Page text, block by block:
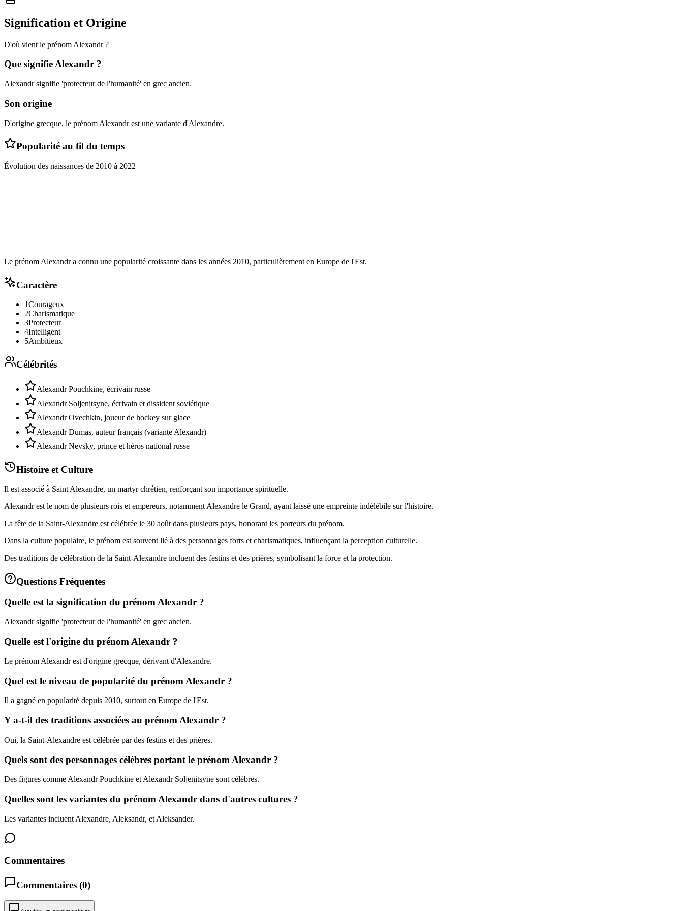
Signification et Origine
D'où vient le prénom Alexandr?
Que signifieAlexandr ?
Alexandr signifie 'protecteur de l'humanité' en grec ancien.
Son origine
D'origine grecque, le prénom Alexandr est une variante d'Alexandre.
Popularité au fil du temps
Évolution des naissances de 2010 à 2022
Le prénom Alexandr a connu une popularité croissante dans les années 2010, particulièrement en Europe de l'Est.
Caractère
1Courageux
2Charismatique
3Protecteur
4Intelligent
5Ambitieux
Célébrités
Alexandr Pouchkine, écrivain russe
Alexandr Soljenitsyne, écrivain et dissident soviétique
Alexandr Ovechkin, joueur de hockey sur glace
Alexandr Dumas, auteur français (variante Alexandr)
Alexandr Nevsky, prince et héros national russe
Histoire et Culture
Il est associé à Saint Alexandre, un martyr chrétien, renforçant son importance spirituelle.
Alexandr est le nom de plusieurs rois et empereurs, notamment Alexandre le Grand, ayant laissé une empreinte indélébile sur l'histoire.
La fête de la Saint-Alexandre est célébrée le 30 août dans plusieurs pays, honorant les porteurs du prénom.
Dans la culture populaire, le prénom est souvent lié à des personnages forts et charismatiques, influençant la perception culturelle.
Des traditions de célébration de la Saint-Alexandre incluent des festins et des prières, symbolisant la force et la protection.
Questions Fréquentes
Quelle est la signification du prénom Alexandr ?
Alexandr signifie 'protecteur de l'humanité' en grec ancien.
Quelle est l'origine du prénom Alexandr ?
Le prénom Alexandr est d'origine grecque, dérivant d'Alexandre.
Quel est le niveau de popularité du prénom Alexandr ?
Il a gagné en popularité depuis 2010, surtout en Europe de l'Est.
Y a-t-il des traditions associées au prénom Alexandr ?
Oui, la Saint-Alexandre est célébrée par des festins et des prières.
Quels sont des personnages célèbres portant le prénom Alexandr ?
Des figures comme Alexandr Pouchkine et Alexandr Soljenitsyne sont célèbres.
Quelles sont les variantes du prénom Alexandr dans d'autres cultures ?
Les variantes incluent Alexandre, Aleksandr, et Aleksander.
Commentaires
Commentaires (0)